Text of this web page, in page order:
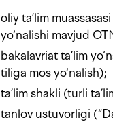
oliy ta’lim
yo‘nalishi mavjud
bakalavriat ta’lim
tiliga mos yo‘nalish);
ta’lim shakli (turli
tanlov ustuvorligi